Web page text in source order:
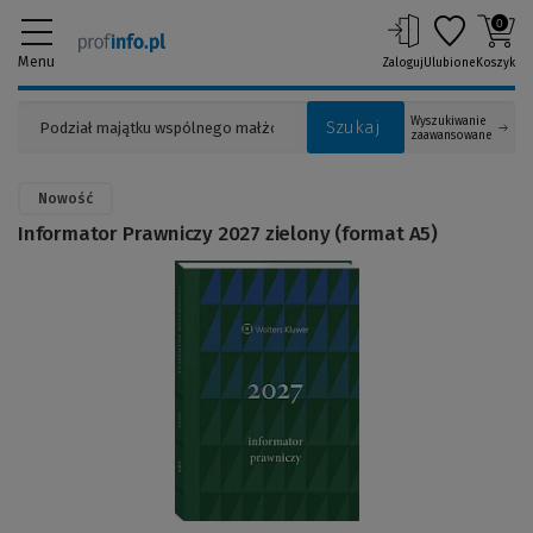
Menu
Szukaj
Wyszukiwanie
zaawansowane
ZalogujUlubione
0
Koszyk
Nowość
(Link
strony)
Informator Prawniczy 2027 zielony (format A5)